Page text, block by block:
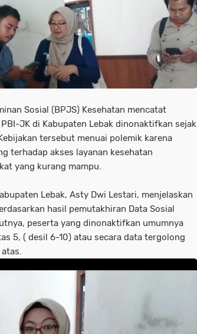
Sosial (BPJS) Kesehatan mencatat
PBI-JK di Kabupaten Lebak dinonaktifkan sejak
tersebut menuai polemik karena
terhadap akses layanan kesehatan
yang kurang mampu.
Lebak, Asty Dwi Lestari, menjelaskan
hasil pemutakhiran Data Sosial
peserta yang dinonaktifkan umumnya
5, ( desil 6-10) atau secara data tergolong